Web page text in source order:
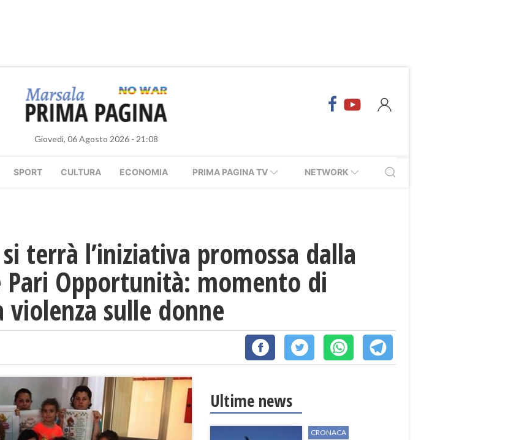
Giovedì, 06 Agosto 2026 - 21:08
SPORT CULTURA ECONOMIA PRIMA PAGINA TV NETWORK
terrà l’iniziativa promossa dalla
Pari Opportunità: momento di
sulle donne
Ultime news
CRONACA